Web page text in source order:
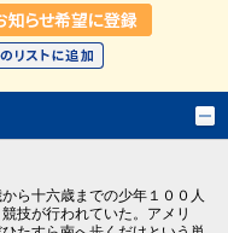
ら十六歳までの少年１００人
技が行われていた。アメリ